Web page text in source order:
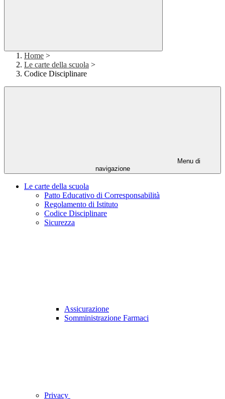
Home >
Le carte della scuola >
Codice Disciplinare
Menu di
navigazione
Le carte della scuola
Patto Educativo di Corresponsabilità
Regolamento di Istituto
Codice Disciplinare
Sicurezza
Assicurazione
Somministrazione Farmaci
Privacy